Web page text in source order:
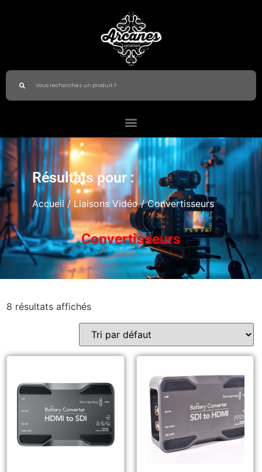
Résultats pour :
Accueil/ Liaisons Vidéo/ Convertisseurs
Convertisseurs
8 résultats affichés